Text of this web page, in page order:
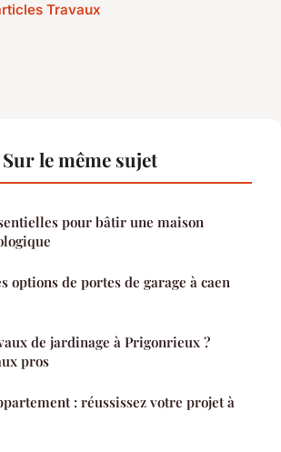
Travaux
le même sujet
pour bâtir une maison
options de portes de garage à caen
de jardinage à Prigonrieux ?
pros
: réussissez votre projet à